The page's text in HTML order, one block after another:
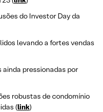
do Investor Day da
levando a fortes vendas
ainda pressionadas por
robustas de condomínio
(link)